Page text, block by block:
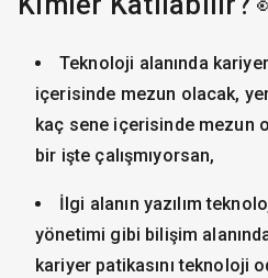
Teknoloji alanında
içerisinde mezun olacak,
kaç sene içerisinde mezun
bir işte çalışmıyorsan,
İlgi alanın yazılım
yönetimi gibi bilişim
kariyer patikasını teknoloji